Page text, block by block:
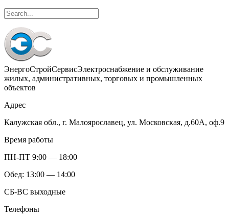
ЭнергоСтройСервисЭлектроснабжение и обслуживание
жилых, административных, торговых и промышленных
объектов
Адрес
Калужская обл., г. Малоярославец, ул. Московская, д.60А, оф.9
Время работы
ПН-ПТ 9:00 — 18:00
Обед: 13:00 — 14:00
СБ-ВС выходные
Телефоны